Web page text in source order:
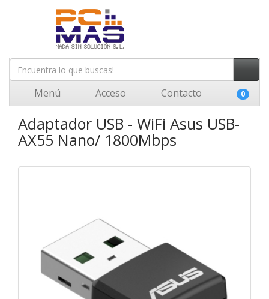
Menú Acceso Contacto 0
Adaptador USB - WiFi Asus USB-
AX55 Nano/ 1800Mbps